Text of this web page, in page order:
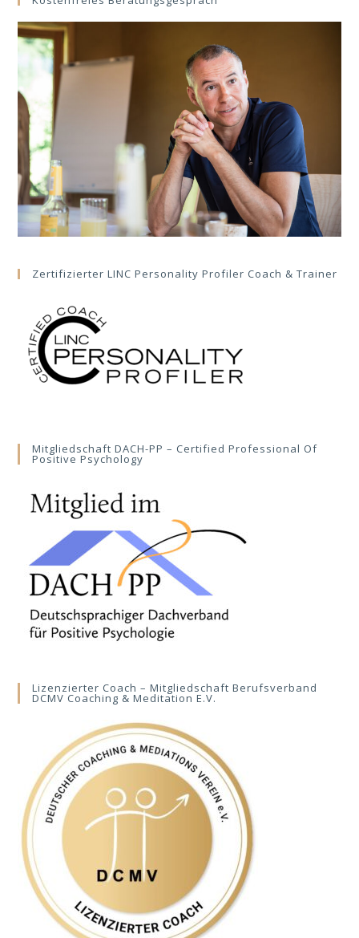
Zertifizierter LINC Personality Profiler Coach & Trainer
Mitgliedschaft DACH-PP – Certified Professional Of
Positive Psychology
Lizenzierter Coach – Mitgliedschaft Berufsverband
DCMV Coaching & Meditation E.V.